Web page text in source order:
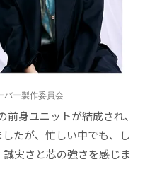
バー製作委員会
身ユニットが結成され、
たが、忙しい中でも、し
実さと芯の強さを感じま